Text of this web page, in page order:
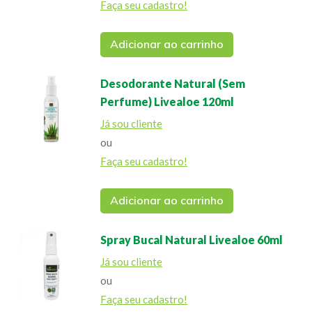
Faça seu cadastro!
Adicionar ao carrinho
Desodorante Natural (Sem
Perfume) Livealoe 120ml
Já sou cliente
ou
Faça seu cadastro!
Adicionar ao carrinho
Spray Bucal Natural Livealoe 60ml
Já sou cliente
ou
Faça seu cadastro!